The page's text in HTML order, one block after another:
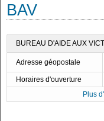
BAV
BUREAU D'AIDE AUX
Adresse géopostale
Horaires d'ouverture
Plus